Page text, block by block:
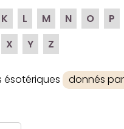
K L M N O P
X Y Z
ésotériques
donnés par